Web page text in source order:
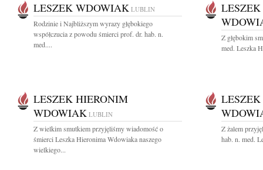
LESZEK WDOWIAK LUBLIN
Rodzinie i Najbliższym wyrazy głębokiego
współczucia z powodu śmierci prof. dr. hab. n.
med....
Z głębokim
med. Leszka
LESZEK HIERONIM
WDOWIAK LUBLIN
Z wielkim smutkiem przyjęliśmy wiadomość o
śmierci Leszka Hieronima Wdowiaka naszego
wielkiego...
Z żalem
hab. n. med.